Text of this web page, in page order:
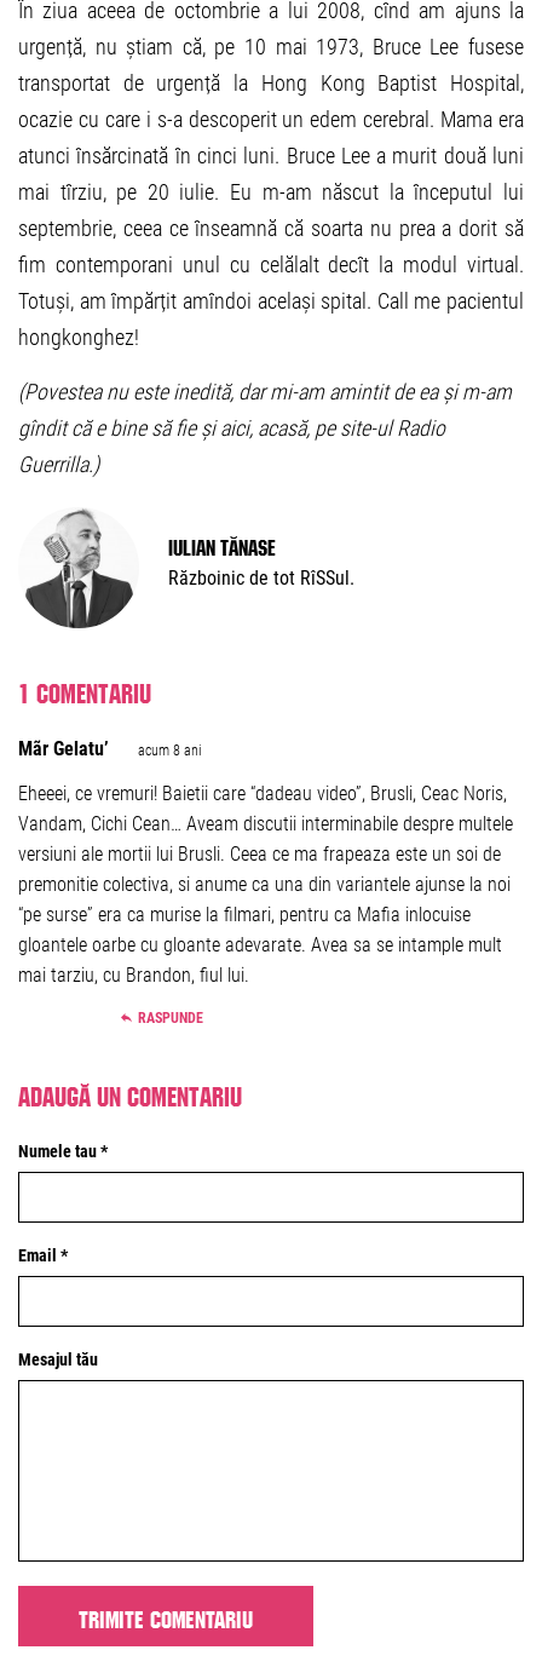
În ziua aceea de octombrie a lui 2008, cînd am ajuns la
urgență, nu știam că, pe 10 mai 1973, Bruce Lee fusese
transportat de urgență la Hong Kong Baptist Hospital,
ocazie cu care i s-a descoperit un edem cerebral. Mama era
atunci însărcinată în cinci luni. Bruce Lee a murit două luni
mai tîrziu, pe 20 iulie. Eu m-am născut la începutul lui
septembrie, ceea ce înseamnă că soarta nu prea a dorit să
fim contemporani unul cu celălalt decît la modul virtual.
Totuși, am împărțit amîndoi același spital. Call me pacientul
hongkonghez!
(Povestea nu este inedită, dar mi-am amintit de ea și m-am
gîndit că e bine să fie și aici, acasă, pe site-ul Radio
Guerrilla.)
Iulian Tănase
Războinic de tot RîSSul.
1 comentariu
Mãr Gelatu’ acum 8 ani
Eheeei, ce vremuri! Baietii care “dadeau video”, Brusli, Ceac Noris,
Vandam, Cichi Cean… Aveam discutii interminabile despre multele
versiuni ale mortii lui Brusli. Ceea ce ma frapeaza este un soi de
premonitie colectiva, si anume ca una din variantele ajunse la noi
“pe surse” era ca murise la filmari, pentru ca Mafia inlocuise
gloantele oarbe cu gloante adevarate. Avea sa se intample mult
mai tarziu, cu Brandon, fiul lui.
RASPUNDE
Adaugă un comentariu
Numele tau *
Email *
Mesajul tău